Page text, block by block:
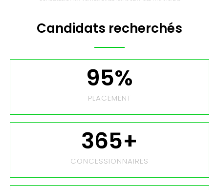
Candidats recherchés
PLACEMENT
95%
CONCESSIONNAIRES
365+